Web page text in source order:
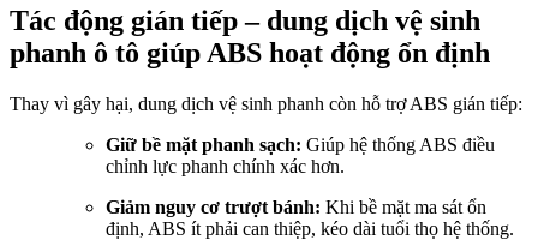
Tác động gián tiếp – dung dịch vệ sinh
phanh ô tô giúp ABS hoạt động ổn định
Thay vì gây hại, dung dịch vệ sinh phanh còn hỗ trợ ABS gián tiếp:
Giữ bề mặt phanh sạch: Giúp hệ thống ABS điều
chỉnh lực phanh chính xác hơn.
Giảm nguy cơ trượt bánh: Khi bề mặt ma sát ổn
định, ABS ít phải can thiệp, kéo dài tuổi thọ hệ thống.